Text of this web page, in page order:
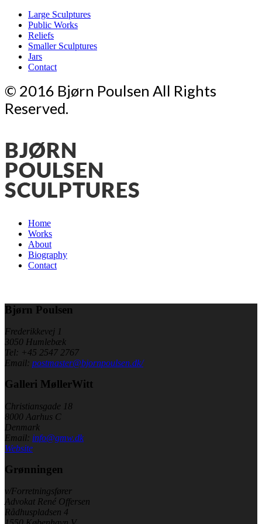
Large Sculptures
Public Works
Reliefs
Smaller Sculptures
Jars
Contact
© 2016 Bjørn Poulsen All Rights
Reserved.
Home
Works
About
Biography
Contact
Bjørn Poulsen
Frederikkevej 1
3050 Humlebæk
Tel: +45 2547 2767
Email: postmaster@bjornpoulsen.dk/
Galleri MøllerWitt
Christiansgade 18
8000 Aarhus C
Denmark
Email: info@gmw.dk
Website
Grønningen
v/Forretningsfører
Advokat René Offersen
Rådhuspladsen 4